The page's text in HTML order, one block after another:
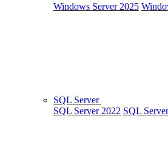
Windows Server 2025
SQL Server
SQL Server 2022 SQL